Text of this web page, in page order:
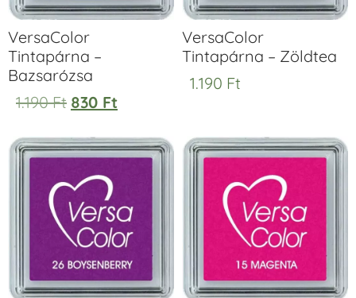
VersaColor
Tintapárna –
Bazsarózsa
1.190Ft 830 Ft
VersaColor
Tintapárna – Zöldtea
1.190 Ft